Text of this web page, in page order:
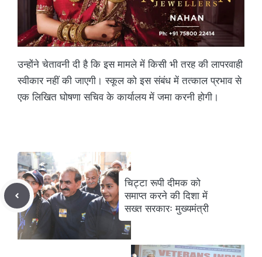
उन्होंने चेतावनी दी है कि इस मामले में किसी भी तरह की लापरवाही
स्वीकार नहीं की जाएगी। स्कूल को इस संबंध में तत्काल प्रभाव से
एक लिखित घोषणा सचिव के कार्यालय में जमा करनी होगी।
चिट्टा रूपी दीमक को
समाप्त करने की दिशा में
सख्त सरकारः मुख्यमंत्री